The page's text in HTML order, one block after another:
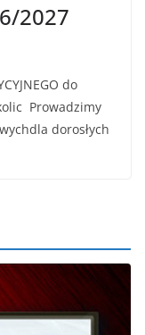
2027
do
Prowadzimy
dorosłych